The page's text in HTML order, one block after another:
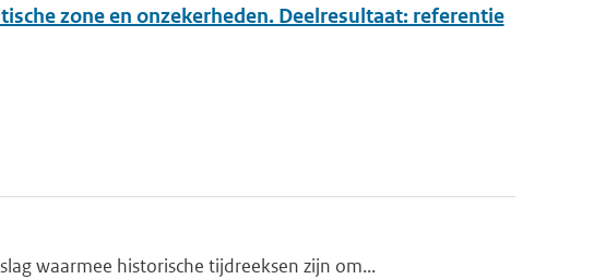
zone en onzekerheden. Deelresultaat: referentie
waarmee historische tijdreeksen zijn om...